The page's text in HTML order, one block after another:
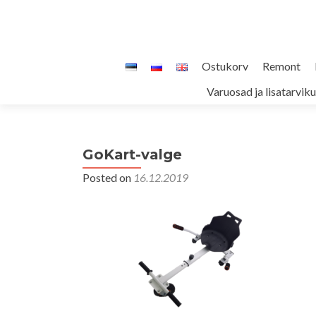
Ostukorv Remont
Varuosad ja
GoKart-valge
Posted on 16.12.2019